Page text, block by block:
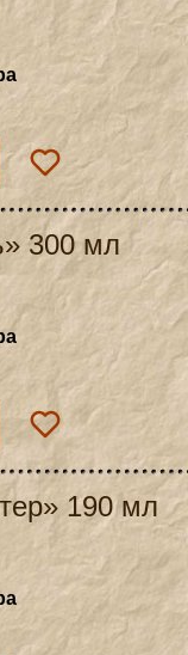
300 мл
190 мл